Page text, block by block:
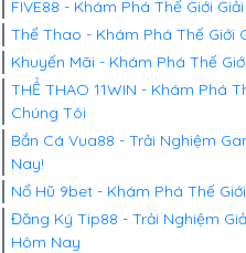
FIVE88 - Khám Phá Thế Giới
Thể Thao - Khám Phá Thế Giới
Khuyến Mãi - Khám Phá Thế
THỂ THAO 11WIN - Khám Phá
Chúng Tôi
Bắn Cá Vua88 - Trải Nghiệm
Nay!
Nổ Hũ 9bet - Khám Phá Thế
Đăng Ký Tip88 - Trải Nghiệm
Hôm Nay